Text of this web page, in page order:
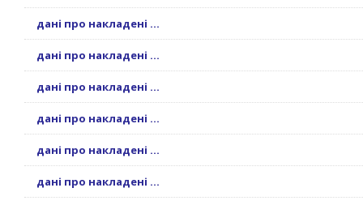
дані про накладені ...
дані про накладені ...
дані про накладені ...
дані про накладені ...
дані про накладені ...
дані про накладені ...